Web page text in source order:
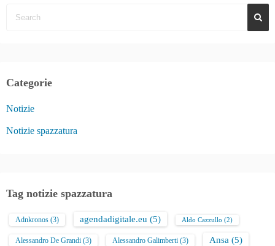
Categorie
Notizie
Notizie spazzatura
Tag notizie spazzatura
Adnkronos (3) agendadigitale.eu (5) Aldo Cazzullo (2)
Alessandro De Grandi (3) Alessandro Galimberti (3) Ansa (5)